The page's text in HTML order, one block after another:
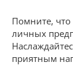
Помните,
личных
приятным